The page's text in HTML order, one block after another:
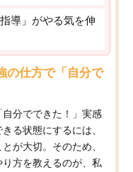
導」がやる気を伸
の仕方で「自分で
分でできた！」実感
る状態にするには、
が大切。そのため、
方を教えるのが、私